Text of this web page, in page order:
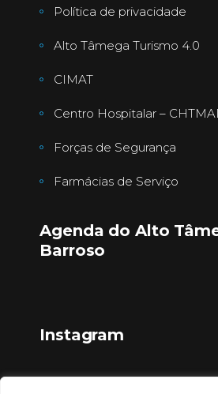
Política de privacidade
Alto Tâmega Turismo 4.0
CIMAT
Centro Hospitalar –
Forças de Segurança
Farmácias de Serviço
Agenda do Alto
Barroso
Instagram